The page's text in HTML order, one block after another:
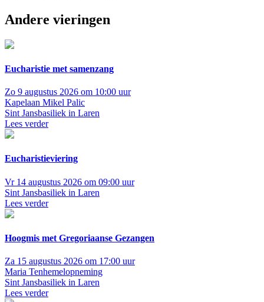
Andere vieringen
Eucharistie met samenzang
Zo 9 augustus 2026 om 10:00 uur
Kapelaan Mikel Palic
Sint Jansbasiliek in Laren
Lees verder
Eucharistieviering
Vr 14 augustus 2026 om 09:00 uur
Sint Jansbasiliek in Laren
Lees verder
Hoogmis met Gregoriaanse Gezangen
Za 15 augustus 2026 om 17:00 uur
Maria Tenhemelopneming
Sint Jansbasiliek in Laren
Lees verder